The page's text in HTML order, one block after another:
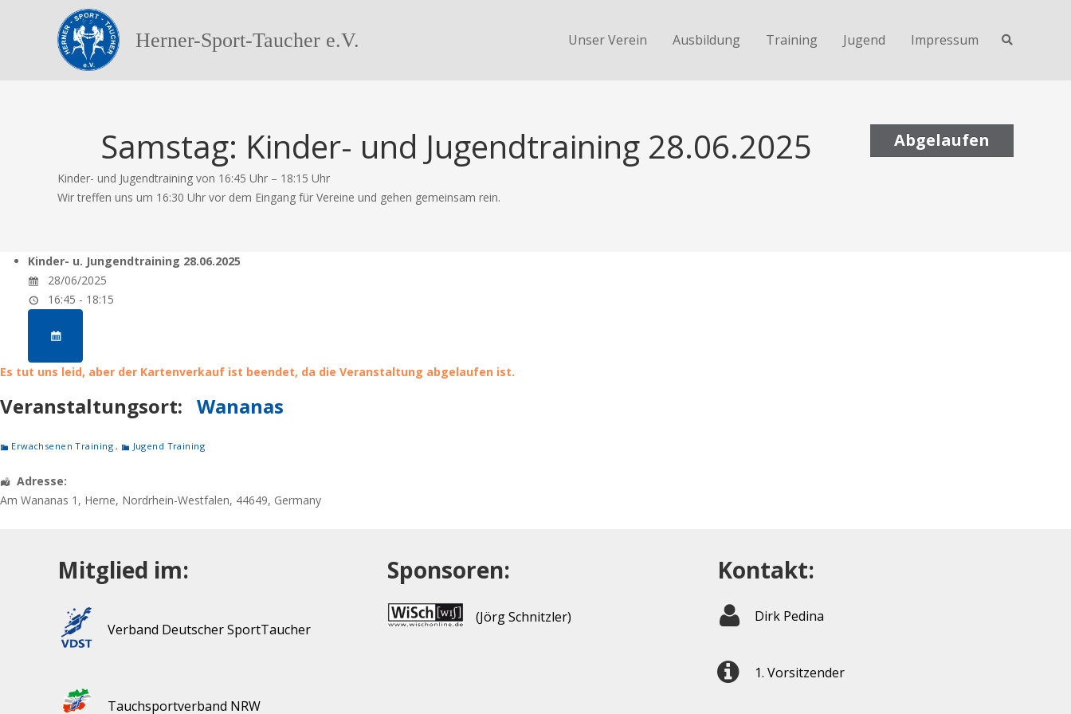
Herner-Sport-Taucher e.V. Unser Verein Ausbildung Training Jugend Impressum
Abgelaufen
Samstag: Kinder- und Jugendtraining 28.06.2025
Kinder- und Jugendtraining von 16:45 Uhr – 18:15 Uhr
Wir treffen uns um 16:30 Uhr vor dem Eingang für Vereine und gehen gemeinsam rein.
Kinder- u. Jungendtraining 28.06.2025
28/06/2025
16:45 - 18:15
Es tut uns leid, aber der Kartenverkauf ist beendet, da die Veranstaltung abgelaufen ist.
Veranstaltungsort: Wananas
Erwachsenen Training, Jugend Training
Adresse:
Am Wananas 1 , Herne, Nordrhein-Westfalen, 44649, Germany
Mitglied im:
Verband Deutscher SportTaucher
Tauchsportverband NRW
Sponsoren:
(Jörg Schnitzler)
Kontakt:
Dirk Pedina
1. Vorsitzender